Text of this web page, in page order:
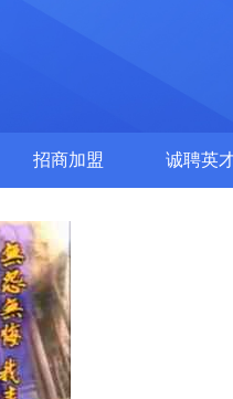
招商加盟 诚聘英